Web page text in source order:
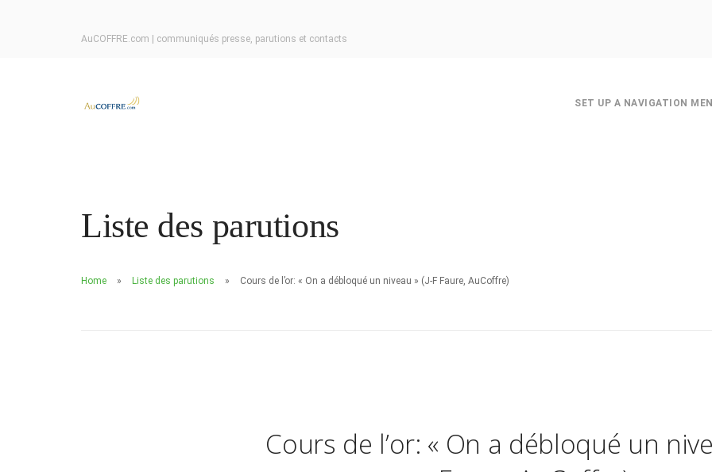
AuCOFFRE.com | communiqués presse, parutions et contacts
SET UP A NAVIGATION
Liste des parutions
Home Liste des parutions Cours de l’or: « On a débloqué un niveau » (J-F Faure, AuCoffre)
Cours de l’or: « On a débloqué un